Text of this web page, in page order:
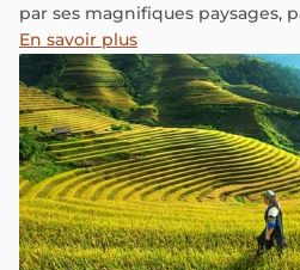
par ses magnifiques paysages,
savoureuse et par ses activités
la fois aux parents et aux
En savoir plus